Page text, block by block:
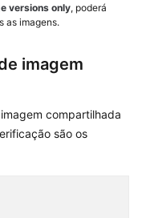
versions only, poderá
as imagens.
imagem
compartilhada
são os